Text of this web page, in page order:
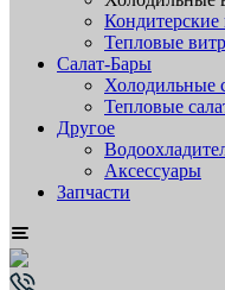
Тепловые
Салат-Бары
Холодильные
Тепловые
Другое
Аксессуары
Запчасти